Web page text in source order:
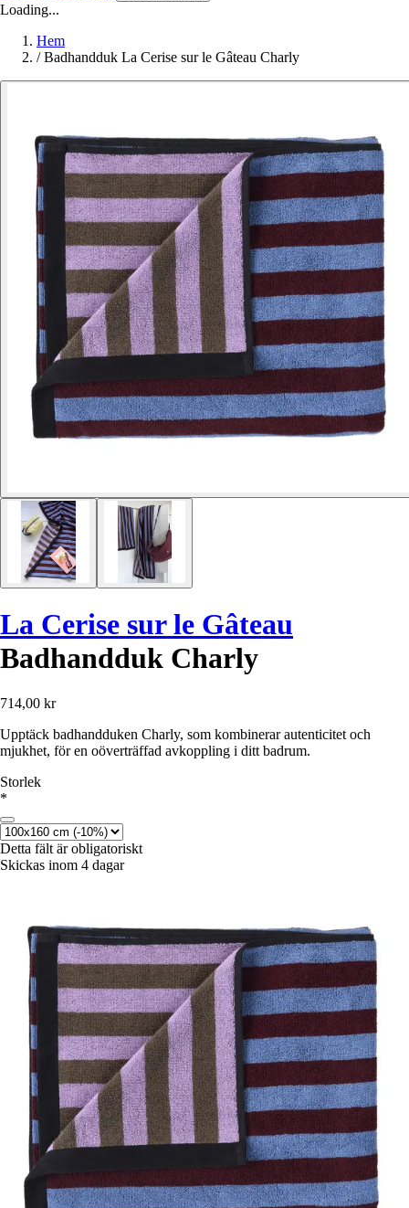
Loading...
Hem
/ Badhandduk La Cerise sur le Gâteau Charly
La Cerise sur le Gâteau
Badhandduk Charly
714,00 kr
Upptäck badhandduken Charly, som kombinerar autenticitet och
mjukhet, för en oöverträffad avkoppling i ditt badrum.
Storlek
*
Detta fält är obligatoriskt
Skickas inom 4 dagar